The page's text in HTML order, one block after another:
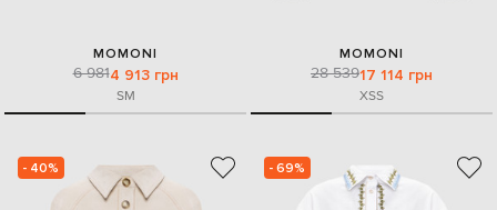
MOMONI
6 9814 913 грн
SM
MOMONI
28 53917 114 грн
XSS
- 40% - 69%